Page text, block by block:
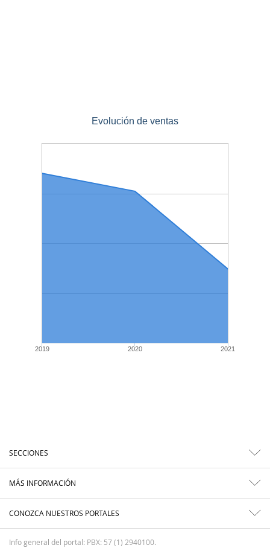
Evolución de ventas
2019 2020 2021
SECCIONES
MÁS INFORMACIÓN
CONOZCA NUESTROS PORTALES
Info general del portal: PBX: 57 (1) 2940100.